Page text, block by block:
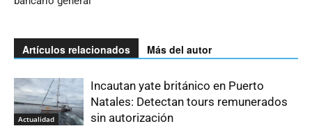
Artículos relacionados Más del autor
Actualidad
Incautan yate británico en Puerto
Natales: Detectan tours remunerados
sin autorización